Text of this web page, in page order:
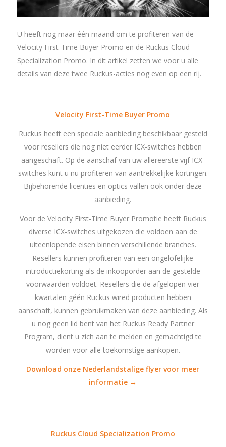
U heeft nog maar één maand om te profiteren van de
Velocity First-Time Buyer Promo en de Ruckus Cloud
Specialization Promo. In dit artikel zetten we voor u alle
details van deze twee Ruckus-acties nog even op een rij.
Velocity First-Time Buyer Promo
Ruckus heeft een speciale aanbieding beschikbaar gesteld
voor resellers die nog niet eerder ICX-switches hebben
aangeschaft. Op de aanschaf van uw allereerste vijf ICX-
switches kunt u nu profiteren van aantrekkelijke kortingen.
Bijbehorende licenties en optics vallen ook onder deze
aanbieding.
Voor de Velocity First-Time Buyer Promotie heeft Ruckus
diverse ICX-switches uitgekozen die voldoen aan de
uiteenlopende eisen binnen verschillende branches.
Resellers kunnen profiteren van een ongelofelijke
introductiekorting als de inkooporder aan de gestelde
voorwaarden voldoet. Resellers die de afgelopen vier
kwartalen géén Ruckus wired producten hebben
aanschaft, kunnen gebruikmaken van deze aanbieding. Als
u nog geen lid bent van het Ruckus Ready Partner
Program, dient u zich aan te melden en gemachtigd te
worden voor alle toekomstige aankopen.
Download onze Nederlandstalige flyer voor meer
informatie →
Ruckus Cloud Specialization Promo